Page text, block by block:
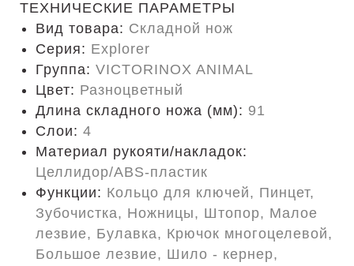
ТЕХНИЧЕСКИЕ ПАРАМЕТРЫ
Вид товара: Складной нож
Серия: Explorer
Группа: VICTORINOX ANIMAL
Цвет: Разноцветный
Длина складного ножа (мм): 91
Слои: 4
Материал рукояти/накладок:
Целлидор/ABS-пластик
Функции: Кольцо для ключей, Пинцет,
Зубочистка, Ножницы, Штопор, Малое
лезвие, Булавка, Крючок многоцелевой,
Большое лезвие, Шило - кернер,